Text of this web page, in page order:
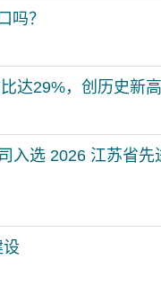
吗？
达29%，创历史新高
入选 2026 江苏省先